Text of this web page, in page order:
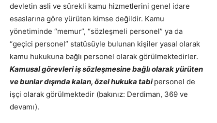
devletin asli ve sürekli kamu hizmetlerini genel idare
esaslarına göre yürüten kimse değildir. Kamu
yönetiminde “memur”, “sözleşmeli personel” ya da
“geçici personel” statüsüyle bulunan kişiler yasal olarak
kamu hukukuna bağlı personel olarak görülmektedirler.
Kamusal görevleri iş sözleşmesine bağlı olarak yürüten
ve bunlar dışında kalan, özel hukuka tabipersonel de
işçi olarak görülmektedir (bakınız: Derdiman, 369 ve
devamı).